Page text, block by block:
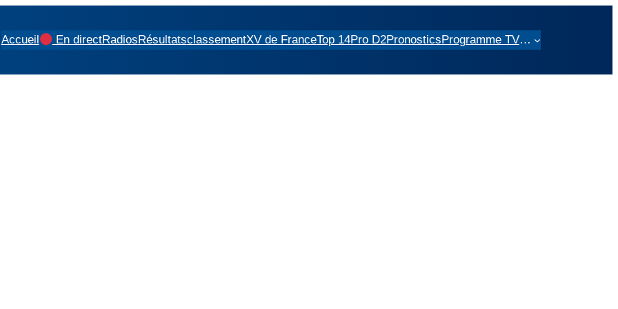
Accueil En directRadiosRésultatsclassementXV de FranceTop 14Pro D2PronosticsProgramme TV…